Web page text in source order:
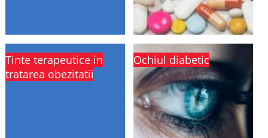
Tinte terapeutice in
tratarea obezitatii
Ochiul diabetic